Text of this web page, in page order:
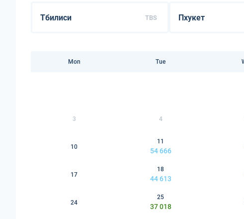
TBS
Mon Tue
3 4
10
11
54 666
17
18
44 613
24
25
37 018